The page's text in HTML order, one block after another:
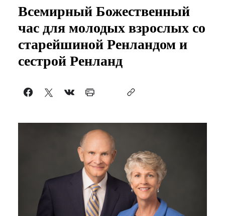
Всемирный Божественный
час для молодых взрослых со
старейшиной Ренландом и
сестрой Ренланд